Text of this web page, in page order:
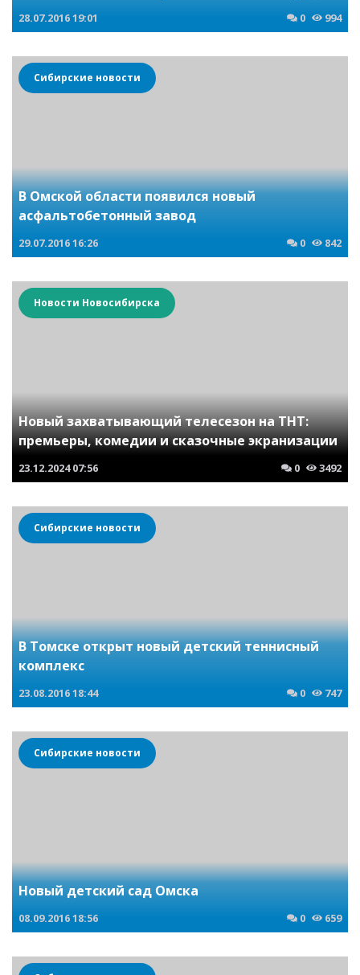
28.07.201619:01 0 994
Сибирские новости
В Омской области появился новый
асфальтобетонный завод
29.07.201616:26 0 842
Новости Новосибирска
Новый захватывающий телесезон на ТНТ:
премьеры, комедии и сказочные экранизации
23.12.2024 07:56 0 3492
Сибирские новости
В Томске открыт новый детский теннисный
комплекс
23.08.201618:44 0 747
Сибирские новости
Новый детский сад Омска
08.09.201618:56 0 659